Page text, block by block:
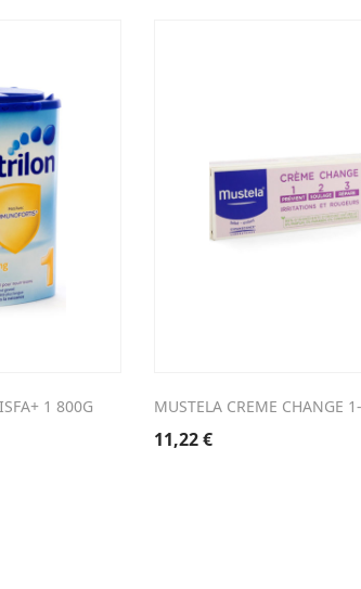
1 800G MUSTELA CREME CHANGE
11,22€